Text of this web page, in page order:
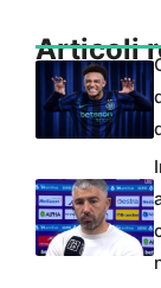
Articoli